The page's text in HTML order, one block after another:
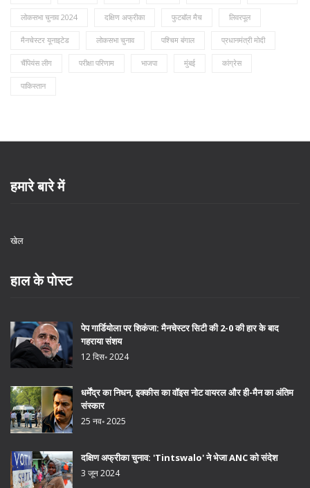
लोकसभा चुनाव 2024 दक्षिण अफ्रीका फुटबॉल मैच लिवरपूल
मैनचेस्टर यूनाइटेड लोकसभा चुनाव पश्चिम बंगाल प्रधानमंत्री मोदी
चैंपियंस लीग परीक्षा परिणाम भाजपा मुंबई कांग्रेस
पाकिस्तान
हमारे बारे में
खेल
हाल के पोस्ट
पेप गार्डियोला पर शिकंजा: मैनचेस्टर सिटी की 2-0 की हार के बाद
गहराया संशय
12 दिस॰ 2024
धर्मेंद्र का निधन, इक्कीस का वॉइस नोट वायरल और ही-मैन का अंतिम
संस्कार
25 नव॰ 2025
दक्षिण अफ्रीका चुनाव: 'Tintswalo' ने भेजा ANC को संदेश
3 जून 2024